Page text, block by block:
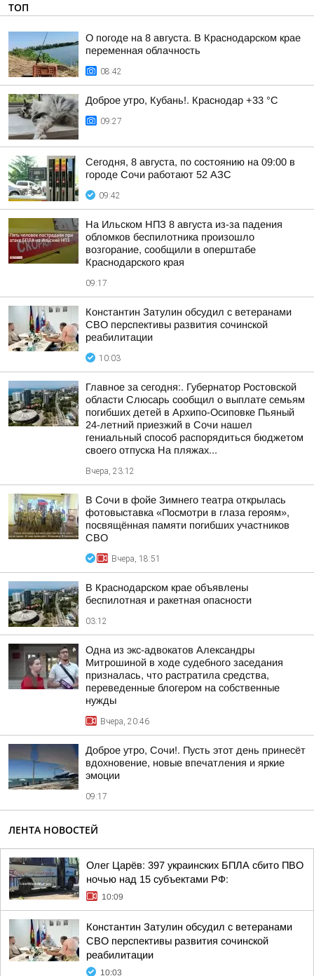
ТОП
О погоде на 8 августа. В Краснодарском крае
переменная облачность
08:42
Доброе утро, Кубань!. Краснодар +33 °С
09:27
Сегодня, 8 августа, по состоянию на 09:00 в
городе Сочи работают 52 АЗС
09:42
На Ильском НПЗ 8 августа из-за падения
обломков беспилотника произошло
возгорание, сообщили в оперштабе
Краснодарского края
09:17
Константин Затулин обсудил с ветеранами
СВО перспективы развития сочинской
реабилитации
10:03
Главное за сегодня:. Губернатор Ростовской
области Слюсарь сообщил о выплате семьям
погибших детей в Архипо-Осиповке Пьяный
24-летний приезжий в Сочи нашел
гениальный способ распорядиться бюджетом
своего отпуска На пляжах...
Вчера, 23:12
В Сочи в фойе Зимнего театра открылась
фотовыставка «Посмотри в глаза героям»,
посвящённая памяти погибших участников
СВО
Вчера, 18:51
В Краснодарском крае объявлены
беспилотная и ракетная опасности
03:12
Одна из экс-адвокатов Александры
Митрошиной в ходе судебного заседания
призналась, что растратила средства,
переведенные блогером на собственные
нужды
Вчера, 20:46
Доброе утро, Сочи!. Пусть этот день принесёт
вдохновение, новые впечатления и яркие
эмоции
09:17
ЛЕНТА НОВОСТЕЙ
Олег Царёв: 397 украинских БПЛА сбито ПВО
ночью над 15 субъектами РФ:
10:09
Константин Затулин обсудил с ветеранами
СВО перспективы развития сочинской
реабилитации
10:03